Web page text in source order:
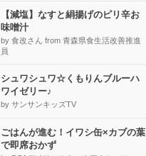
【減塩】なすと絹揚げのピリ辛お
味噌汁
by 食改さん from 青森県食生活改善推進
員
シュワシュワ☆くもりんブルーハ
ワイゼリー♪
by サンサンキッズTV
ごはんが進む！イワシ缶×カブの葉
で即席おかず